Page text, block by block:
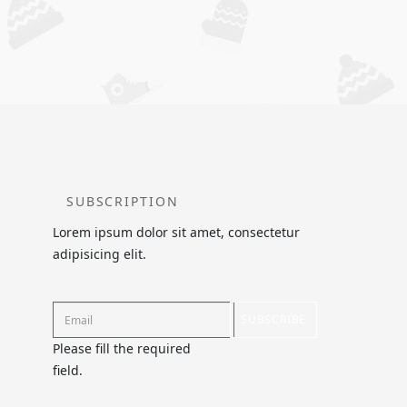
SUBSCRIPTION
Lorem ipsum dolor sit amet, consectetur
adipisicing elit.
Please fill the required
field.